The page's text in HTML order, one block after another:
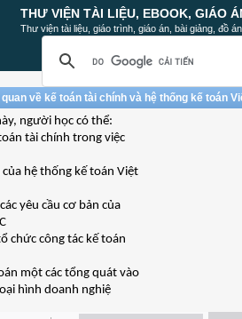
THƯ VIỆN TÀI LIỆU, EBOOK, GIÁO
Thư viện tài liệu, giáo trình, giáo án, bài giảng, đồ
về kế toán tài chính và hệ thống kế toán
người học có thể:
tài chính trong việc
hệ thống kế toán Việt
yêu cầu cơ bản của
chức công tác kế toán
một các tổng quát vào
hình doanh nghiệ